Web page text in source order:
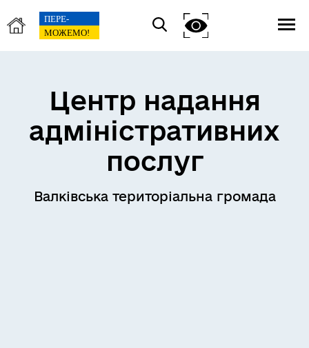
Центр надання
адміністративних
послуг
Валківська територіальна громада